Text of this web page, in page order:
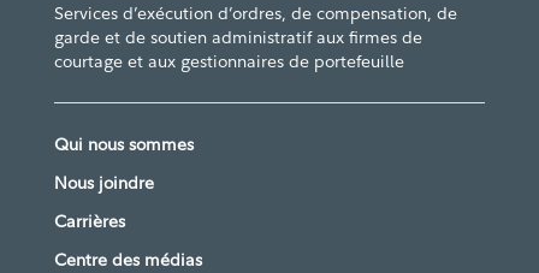
Services d’exécution d’ordres, de compensation, de
garde et de soutien administratif aux firmes de
courtage et aux gestionnaires de portefeuille
Qui nous sommes
Nous joindre
Carrières
Centre des médias